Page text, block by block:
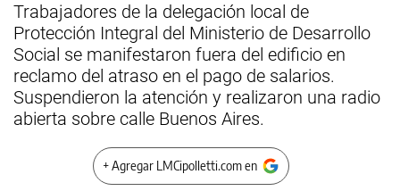
Trabajadores de la delegación local de
Protección Integral del Ministerio de Desarrollo
Social se manifestaron fuera del edificio en
reclamo del atraso en el pago de salarios.
Suspendieron la atención y realizaron una radio
abierta sobre calle Buenos Aires.
+ Agregar LMCipolletti.com en